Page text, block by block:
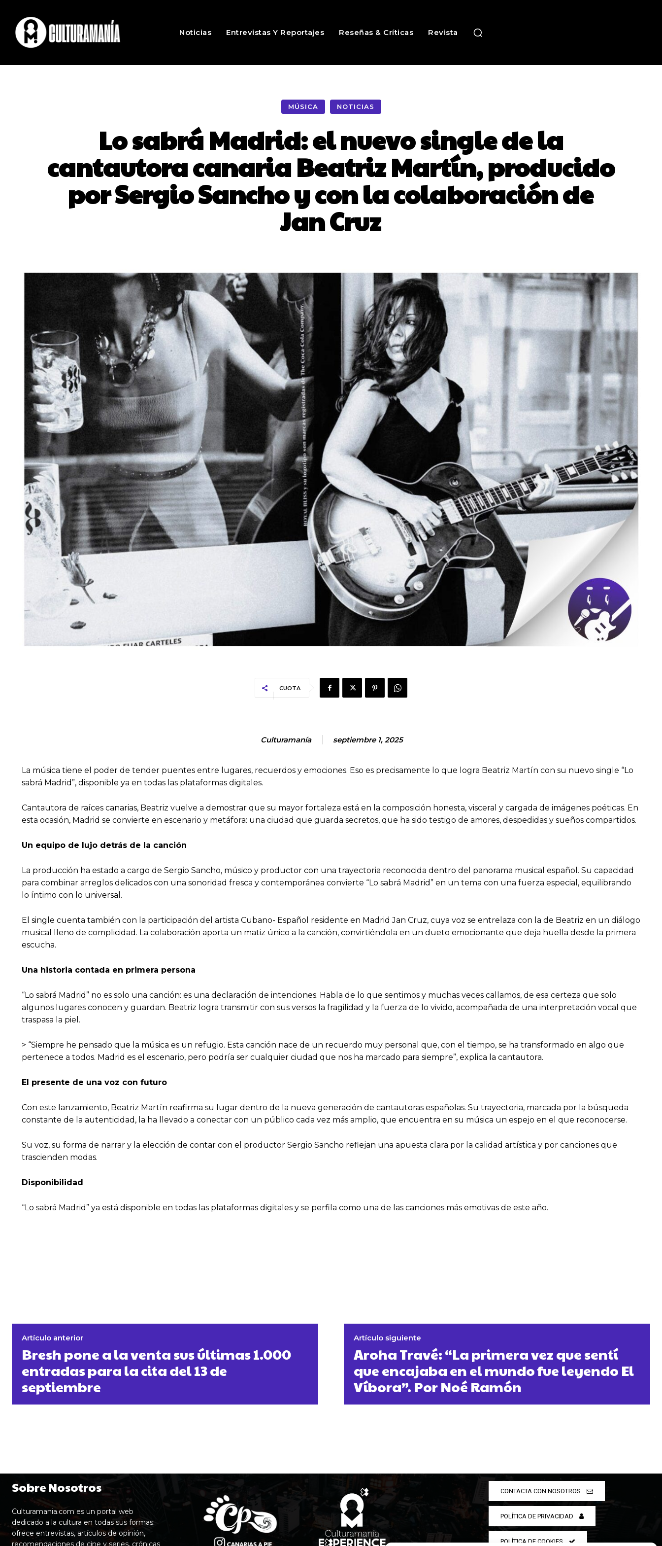
Noticias Entrevistas Y Reportajes Reseñas & Críticas Revista
MÚSICA NOTICIAS
Lo sabrá Madrid: el nuevo single de la
cantautora canaria Beatriz Martín, producido
por Sergio Sancho y con la colaboración de
Jan Cruz
CUOTA
Culturamanía septiembre 1, 2025
La música tiene el poder de tender puentes entre lugares, recuerdos y emociones. Eso es precisamente lo que logra Beatriz Martín con su nuevo single “Lo
sabrá Madrid”, disponible ya en todas las plataformas digitales.
Cantautora de raíces canarias, Beatriz vuelve a demostrar que su mayor fortaleza está en la composición honesta, visceral y cargada de imágenes poéticas. En
esta ocasión, Madrid se convierte en escenario y metáfora: una ciudad que guarda secretos, que ha sido testigo de amores, despedidas y sueños compartidos.
Un equipo de lujo detrás de la canción
La producción ha estado a cargo de Sergio Sancho, músico y productor con una trayectoria reconocida dentro del panorama musical español. Su capacidad
para combinar arreglos delicados con una sonoridad fresca y contemporánea convierte “Lo sabrá Madrid” en un tema con una fuerza especial, equilibrando
lo íntimo con lo universal.
El single cuenta también con la participación del artista Cubano- Español residente en Madrid Jan Cruz, cuya voz se entrelaza con la de Beatriz en un diálogo
musical lleno de complicidad. La colaboración aporta un matiz único a la canción, convirtiéndola en un dueto emocionante que deja huella desde la primera
escucha.
Una historia contada en primera persona
“Lo sabrá Madrid” no es solo una canción: es una declaración de intenciones. Habla de lo que sentimos y muchas veces callamos, de esa certeza que solo
algunos lugares conocen y guardan. Beatriz logra transmitir con sus versos la fragilidad y la fuerza de lo vivido, acompañada de una interpretación vocal que
traspasa la piel.
> “Siempre he pensado que la música es un refugio. Esta canción nace de un recuerdo muy personal que, con el tiempo, se ha transformado en algo que
pertenece a todos. Madrid es el escenario, pero podría ser cualquier ciudad que nos ha marcado para siempre”, explica la cantautora.
El presente de una voz con futuro
Con este lanzamiento, Beatriz Martín reafirma su lugar dentro de la nueva generación de cantautoras españolas. Su trayectoria, marcada por la búsqueda
constante de la autenticidad, la ha llevado a conectar con un público cada vez más amplio, que encuentra en su música un espejo en el que reconocerse.
Su voz, su forma de narrar y la elección de contar con el productor Sergio Sancho reflejan una apuesta clara por la calidad artística y por canciones que
trascienden modas.
Disponibilidad
“Lo sabrá Madrid” ya está disponible en todas las plataformas digitales y se perfila como una de las canciones más emotivas de este año.
Artículo anterior
Bresh pone a la venta sus últimas 1.000
entradas para la cita del 13 de
septiembre
Artículo siguiente
Aroha Travé: “La primera vez que sentí
que encajaba en el mundo fue leyendo El
Víbora”. Por Noé Ramón
Sobre Nosotros
Culturamania.com es un portal web
dedicado a la cultura en todas sus formas:
ofrece entrevistas, artículos de opinión,
recomendaciones de cine y series, crónicas
CONTACTA CON NOSOTROS
POLÍTICA DE PRIVACIDAD
POLÍTICA DE COOKIES